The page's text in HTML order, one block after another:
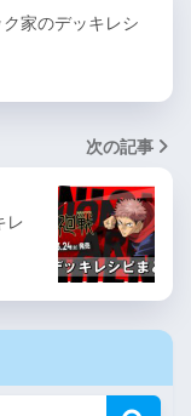
ク家のデッキレシ
次の記事
レ